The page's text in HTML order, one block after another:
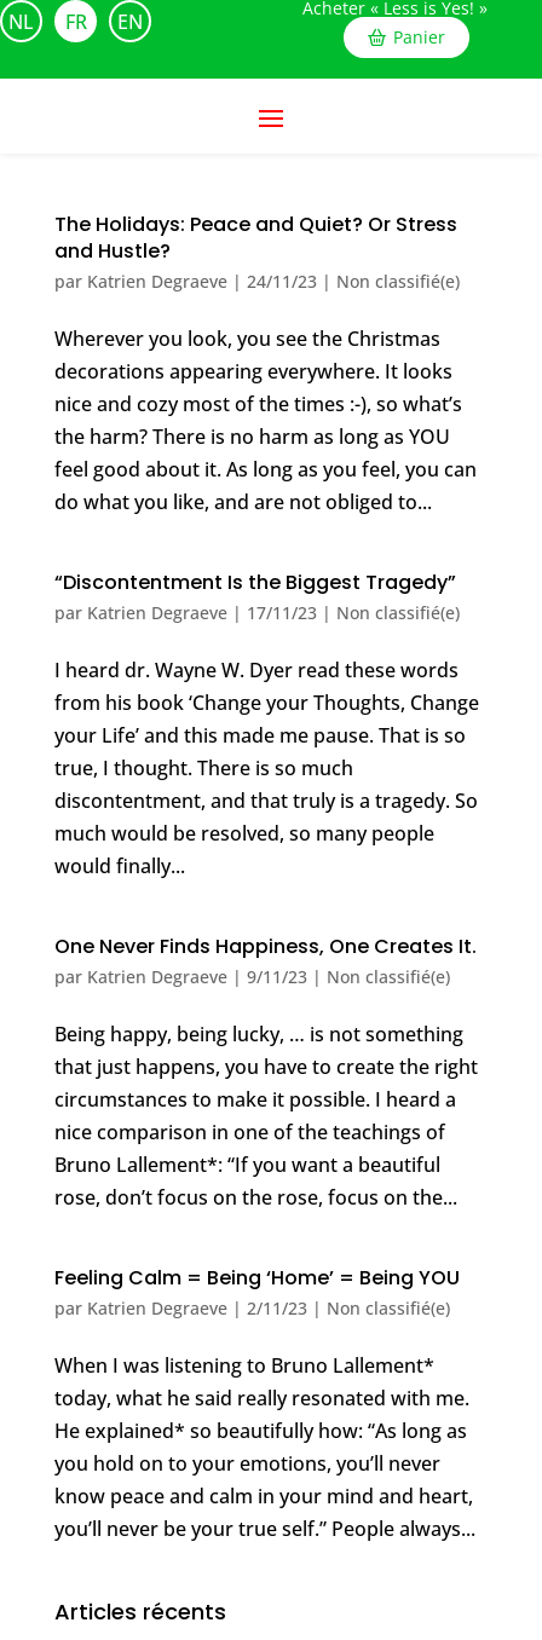
NL FR EN
Acheter « Less is Yes! »
Panier
The Holidays: Peace and Quiet? Or Stress
and Hustle?
par Katrien Degraeve| 24/11/23| Non classifié(e)
Wherever you look, you see the Christmas
decorations appearing everywhere. It looks
nice and cozy most of the times :-), so what’s
the harm? There is no harm as long as YOU
feel good about it. As long as you feel, you can
do what you like, and are not obliged to...
“Discontentment Is the Biggest Tragedy”
par Katrien Degraeve| 17/11/23| Non classifié(e)
I heard dr. Wayne W. Dyer read these words
from his book ‘Change your Thoughts, Change
your Life’ and this made me pause. That is so
true, I thought. There is so much
discontentment, and that truly is a tragedy. So
much would be resolved, so many people
would finally...
One Never Finds Happiness, One Creates It.
par Katrien Degraeve| 9/11/23| Non classifié(e)
Being happy, being lucky, … is not something
that just happens, you have to create the right
circumstances to make it possible. I heard a
nice comparison in one of the teachings of
Bruno Lallement*: “If you want a beautiful
rose, don’t focus on the rose, focus on the...
Feeling Calm = Being ‘Home’ = Being YOU
par Katrien Degraeve| 2/11/23| Non classifié(e)
When I was listening to Bruno Lallement*
today, what he said really resonated with me.
He explained* so beautifully how: “As long as
you hold on to your emotions, you’ll never
know peace and calm in your mind and heart,
you’ll never be your true self.” People always...
Articles récents